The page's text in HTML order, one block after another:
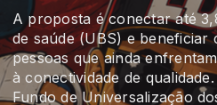
A proposta é conectar até
de saúde (UBS) e beneficiar
pessoas que ainda
à conectividade de
Fundo de Universalização